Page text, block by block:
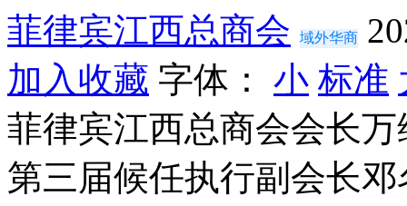
菲律宾江西总商会 域外华商
加入收藏 字体： 小 标准
菲律宾江西总商会会长
第三届候任执行副会长